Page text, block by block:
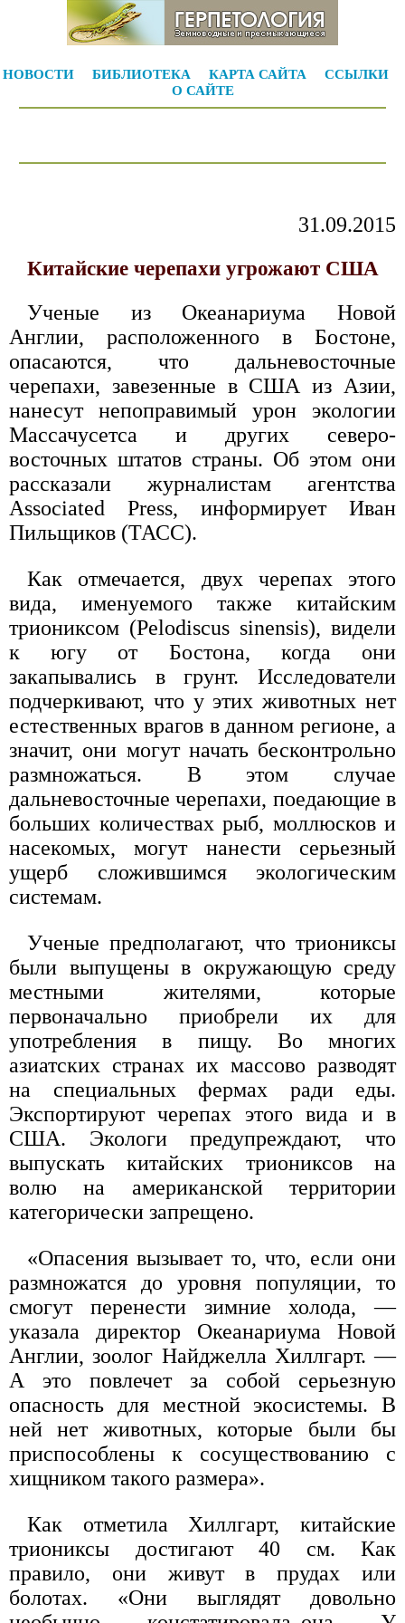
НОВОСТИ БИБЛИОТЕКА КАРТА САЙТА
ССЫЛКИ
О САЙТЕ
31.09.2015
Китайские черепахи угрожают США
Ученые из Океанариума Новой
Англии, расположенного в Бостоне,
опасаются, что дальневосточные
черепахи, завезенные в США из Азии,
нанесут непоправимый урон экологии
Массачусетса и других северо-
восточных штатов страны. Об этом они
рассказали журналистам агентства
Associated Press, информирует Иван
Пильщиков (ТАСС).
Как отмечается, двух черепах этого
вида, именуемого также китайским
триониксом (Pelodiscus sinensis), видели
к югу от Бостона, когда они
закапывались в грунт. Исследователи
подчеркивают, что у этих животных нет
естественных врагов в данном регионе, а
значит, они могут начать бесконтрольно
размножаться. В этом случае
дальневосточные черепахи, поедающие в
больших количествах рыб, моллюсков и
насекомых, могут нанести серьезный
ущерб сложившимся экологическим
системам.
Ученые предполагают, что триониксы
были выпущены в окружающую среду
местными жителями, которые
первоначально приобрели их для
употребления в пищу. Во многих
азиатских странах их массово разводят
на специальных фермах ради еды.
Экспортируют черепах этого вида и в
США. Экологи предупреждают, что
выпускать китайских триониксов на
волю на американской территории
категорически запрещено.
«Опасения вызывает то, что, если они
размножатся до уровня популяции, то
смогут перенести зимние холода, —
указала директор Океанариума Новой
Англии, зоолог Найджелла Хиллгарт. —
А это повлечет за собой серьезную
опасность для местной экосистемы. В
ней нет животных, которые были бы
приспособлены к сосуществованию с
хищником такого размера».
Как отметила Хиллгарт, китайские
триониксы достигают 40 см. Как
правило, они живут в прудах или
болотах. «Они выглядят довольно